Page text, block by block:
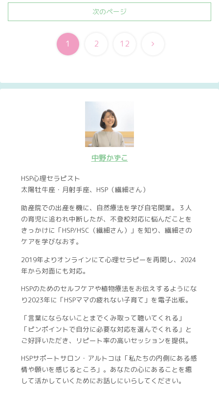
次のページ
1 2 12
次
中野かずこ
HSP心理セラピスト
太陽牡牛座・月射手座、HSP（繊細さん）
助産院での出産を機に、自然療法を学び自宅開業。３人
の育児に追われ中断したが、不登校対応に悩んだことを
きっかけに「HSP/HSC（繊細さん）」を知り、繊細さの
ケアを学びなおす。
2019年よりオンラインにて心理セラピーを再開し、2024
年から対面にも対応。
HSPのためのセルフケアや植物療法をお伝えするようにな
り2023年に「HSPママの疲れない子育て」を電子出版。
「言葉にならないことまでくみ取って聴いてくれる」
「ピンポイントで自分に必要な対応を選んでくれる」と
ご好評いただき、リピート率の高いセッションを提供。
HSPサポートサロン・アルトコは「私たちの内側にある感
情や願いを感じるところ」。あなたの心にあることを癒
して活かしていくためにお話しにいらしてください。